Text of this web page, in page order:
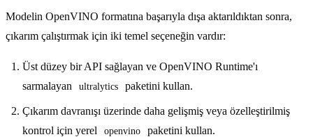
Modelin OpenVINO formatına başarıyla dışa aktarıldıktan sonra,
çıkarım çalıştırmak için iki temel seçeneğin vardır:
Üst düzey bir API sağlayan ve OpenVINO Runtime'ı
sarmalayan
ultralytics paketini kullan.
Çıkarım davranışı üzerinde daha gelişmiş veya özelleştirilmiş
kontrol için yerel
openvino paketini kullan.